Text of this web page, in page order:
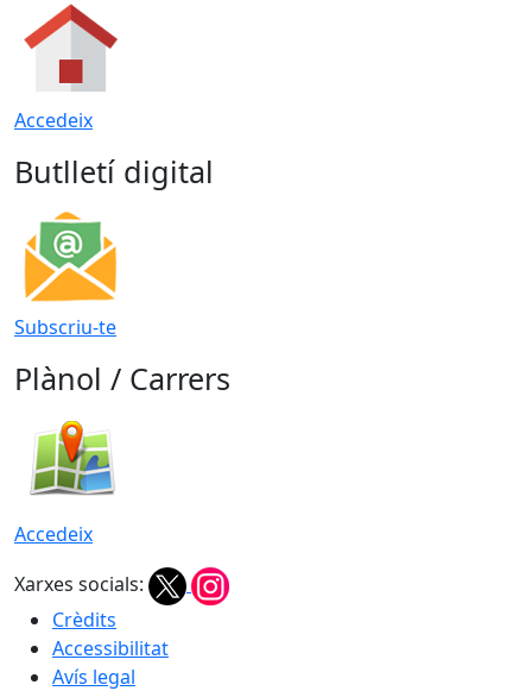
Accedeix
Butlletí digital
Subscriu-te
Plànol / Carrers
Accedeix
Xarxes socials:
Crèdits
Accessibilitat
Avís legal